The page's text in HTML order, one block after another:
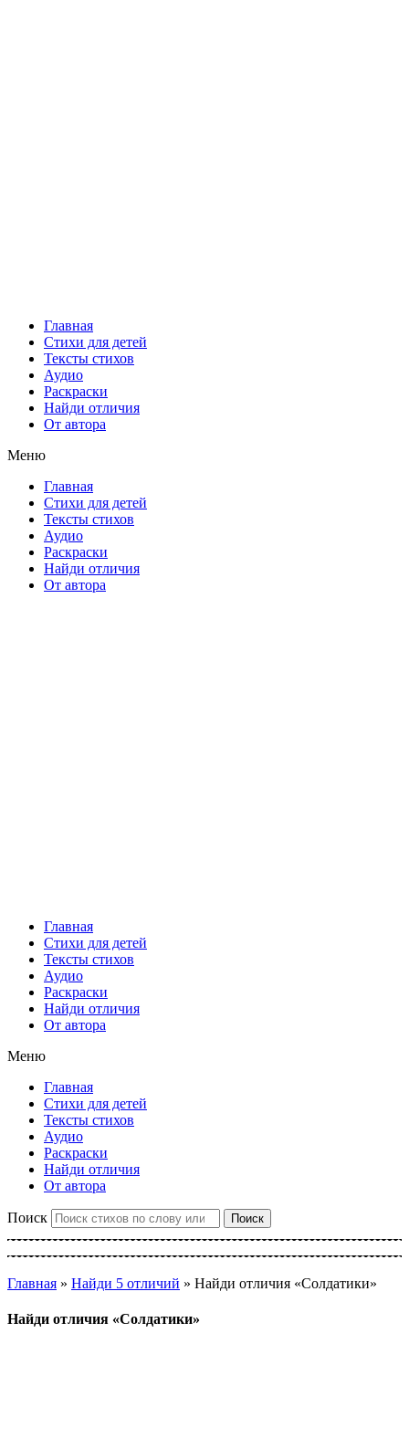
Главная
Стихи для детей
Тексты стихов
Аудио
Раскраски
Найди отличия
От автора
Меню
Главная
Стихи для детей
Тексты стихов
Аудио
Раскраски
Найди отличия
От автора
Главная
Стихи для детей
Тексты стихов
Аудио
Раскраски
Найди отличия
От автора
Меню
Главная
Стихи для детей
Тексты стихов
Аудио
Раскраски
Найди отличия
От автора
Поиск Поиск
Главная » Найди 5 отличий » Найди отличия «Солдатики»
Найди отличия «Солдатики»